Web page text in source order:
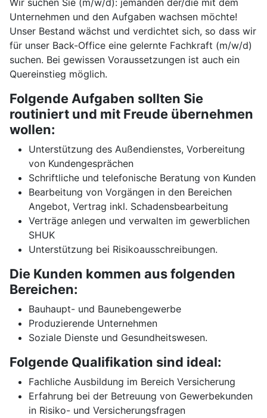
Wir suchen Sie (m/w/d): jemanden der/die mit dem
Unternehmen und den Aufgaben wachsen möchte!
Unser Bestand wächst und verdichtet sich, so dass wir
für unser Back-Office eine gelernte Fachkraft (m/w/d)
suchen. Bei gewissen Voraussetzungen ist auch ein
Quereinstieg möglich.
Folgende Aufgaben sollten Sie
routiniert und mit Freude übernehmen
wollen:
Unterstützung des Außendienstes, Vorbereitung
von Kundengesprächen
Schriftliche und telefonische Beratung von Kunden
Bearbeitung von Vorgängen in den Bereichen
Angebot, Vertrag inkl. Schadensbearbeitung
Verträge anlegen und verwalten im gewerblichen
SHUK
Unterstützung bei Risikoausschreibungen.
Die Kunden kommen aus folgenden
Bereichen:
Bauhaupt- und Baunebengewerbe
Produzierende Unternehmen
Soziale Dienste und Gesundheitswesen.
Folgende Qualifikation sind ideal:
Fachliche Ausbildung im Bereich Versicherung
Erfahrung bei der Betreuung von Gewerbekunden
in Risiko- und Versicherungsfragen